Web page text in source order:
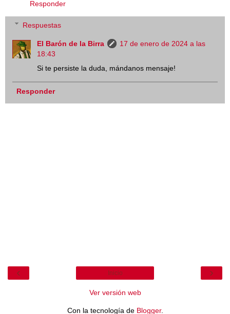
Responder
Respuestas
El Barón de la Birra
17 de enero de 2024 a las
18:43
Si te persiste la duda, mándanos mensaje!
Responder
‹ ›
Inicio
Ver versión web
Con la tecnología de Blogger.